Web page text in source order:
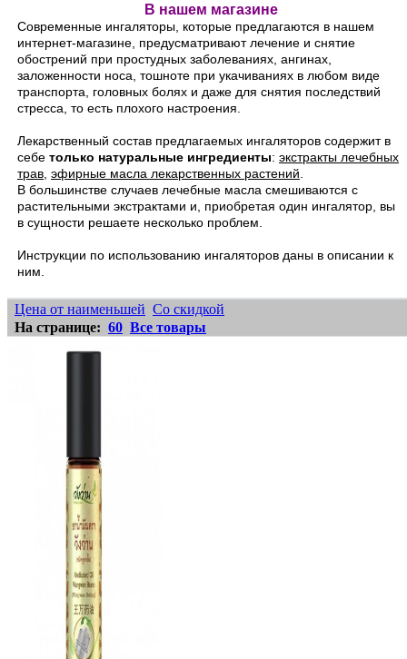
В нашем магазине
Современные ингаляторы, которые предлагаются в нашем
интернет-магазине, предусматривают лечение и снятие
обострений при простудных заболеваниях, ангинах,
заложенности носа, тошноте при укачиваниях в любом виде
транспорта, головных болях и даже для снятия последствий
стресса, то есть плохого настроения.
Лекарственный состав предлагаемых ингаляторов содержит в
себе только натуральные ингредиенты: экстракты лечебных
трав эфирные масла лекарственных растений
В большинстве случаев лечебные масла смешиваются с
растительными экстрактами и, приобретая один ингалятор, вы
в сущности решаете несколько проблем.
Инструкции по использованию ингаляторов даны в описании к
ним.
Цена от наименьшей Cо скидкой
На странице: 60 Все товары